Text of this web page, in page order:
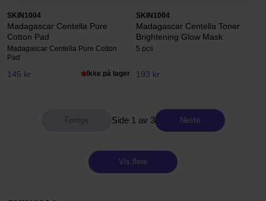
SKIN1004
Madagascar Centella Pure
Cotton Pad
Madagascar Centella Pure Cotton
Pad
145 kr Ikke på lager
SKIN1004
Madagascar Centella Toner
Brightening Glow Mask
5 pcs
193 kr
Side 1 av 3 Neste
Vis flere